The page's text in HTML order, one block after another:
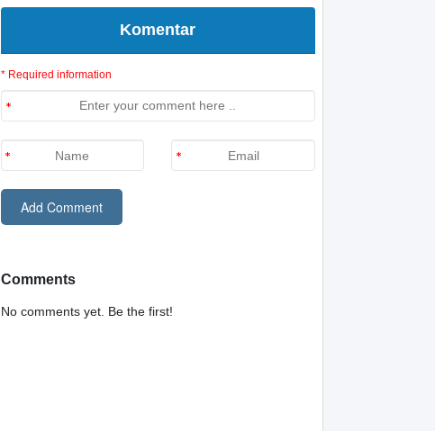
Komentar
* Required information
Comments
No comments yet. Be the first!